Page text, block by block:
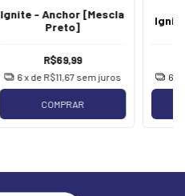
Ignite - Anchor [Mescla
Preto]
R$69,99
6x de R$11,67 sem juros
COMPRAR
6